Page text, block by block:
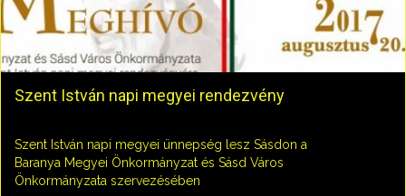
Szent István napi megyei rendezvény
Szent István napi megyei ünnepség lesz Sásdon a
Baranya Megyei Önkormányzat és Sásd Város
Önkormányzata szervezésében